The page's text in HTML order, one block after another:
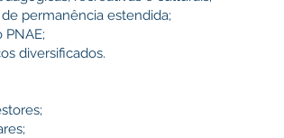
permanência estendida;
diversificados.